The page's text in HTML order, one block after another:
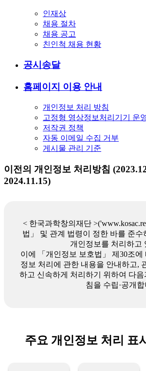
인재상
채용 절차
채용 공고
친인척 채용 현황
공시송달
홈페이지 이용 안내
개인정보 처리 방침
고정형 영상정보처리기기 운
저작권 정책
자동 이메일 수집 거부
게시물 관리 기준
이전의 개인정보 처리방침
2024.11.15)
< 한국과학창의재단
법」 및 관계 법령이 정한 바를 준
개인정보를 처리하고
이에 「개인정보 보호법」 제30조
정보 처리에 관한 내용을 안내하고,
하고 신속하게 처리하기 위하여 다
침을 수립·공개
주요 개인정보 처리 표